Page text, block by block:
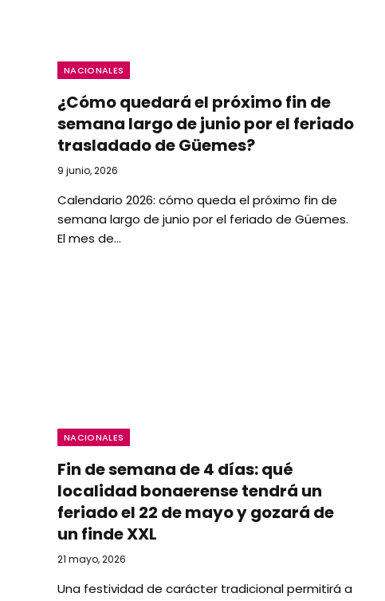
NACIONALES
¿Cómo quedará el próximo fin de
semana largo de junio por el feriado
trasladado de Güemes?
9 junio, 2026
Calendario 2026: cómo queda el próximo fin de
semana largo de junio por el feriado de Güemes. ​
El mes de…
NACIONALES
Fin de semana de 4 días: qué
localidad bonaerense tendrá un
feriado el 22 de mayo y gozará de
un finde XXL
21 mayo, 2026
Una festividad de carácter tradicional permitirá a